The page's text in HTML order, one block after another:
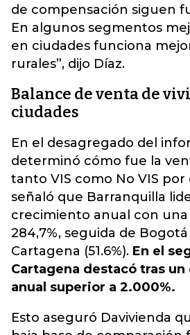
de compensación siguen
En algunos segmentos
en ciudades funciona
rurales”, dijo Díaz.
Balance de venta de
ciudades
En el desagregado del
determinó cómo fue la
tanto VIS como No VIS por
señaló que Barranquilla
crecimiento anual con una
284,7%, seguida de Bogotá
Cartagena (51.6%). En el
Cartagena destacó tras
anual superior a 2.000%.
Esto aseguró Davivienda